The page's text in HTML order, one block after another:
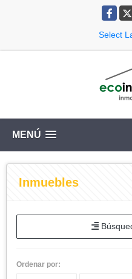
X
Select
MENÚ
Inmuebles
Ordenar por: